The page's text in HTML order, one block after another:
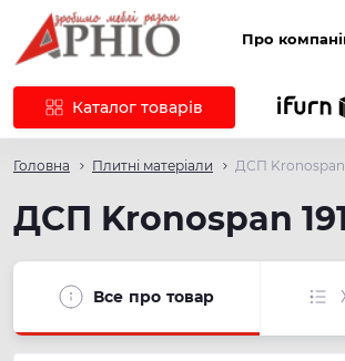
Про
Каталог товарів
Головна Плитні матеріали ДСП Kronospan
ДСП Kronospan
Все про товар